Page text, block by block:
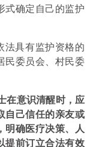
式确定自己的监护
法具有监护资格的
民委员会、村民委
在意识清醒时，应
自己信任的亲友或
明确医疗决策、人
提前订立合法有效